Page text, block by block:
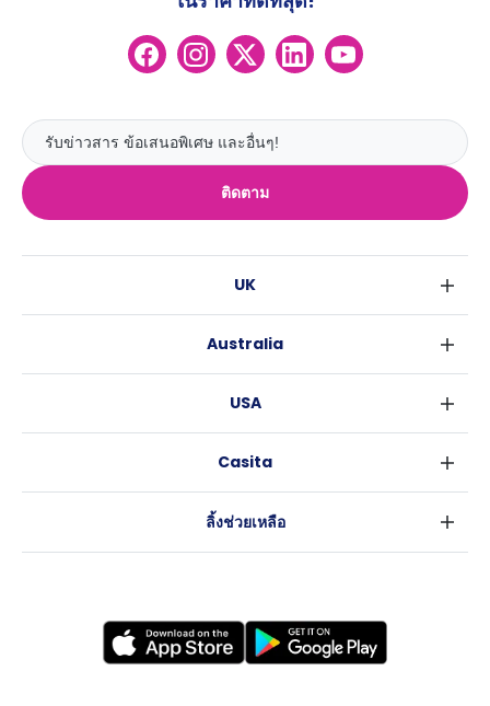
ติดตาม
UK
เอดินเบอระ
ลีดส์
โคเวนทรี
เลสเตอร์
Australia
บริสเบน
อะเดลายด์
USA
แอตแลนตา
Casita
ลิ้งช่วยเหลือ